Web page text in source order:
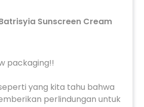
Sunscreen Cream
packaging!!
yang kita tahu bahwa
perlindungan untuk